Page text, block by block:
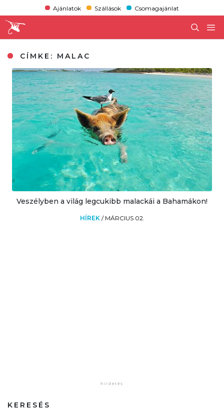
Ajánlatok Szállások Csomagajánlat
CÍMKE: MALAC
Veszélyben a világ legcukibb malackái a Bahamákon!
HÍREK / MÁRCIUS 02.
KERESÉS